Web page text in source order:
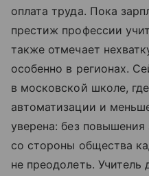
оплата труда. Пока
престиж профессии
также отмечает
особенно в регионах.
в московской школе,
автоматизации и
уверена: без повышения
со стороны общества
не преодолеть.